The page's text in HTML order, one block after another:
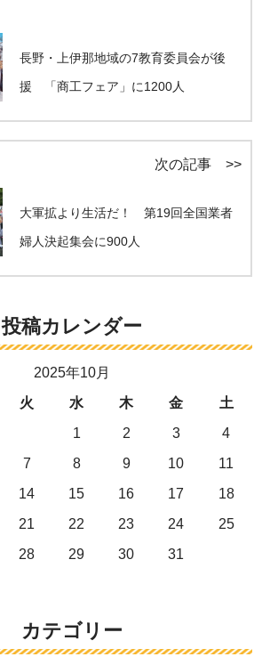
長野・上伊那地域の7教育委員会が後
援 「商工フェア」に1200人
次の記事 >>
大軍拡より生活だ！ 第19回全国業者
婦人決起集会に900人
投稿カレンダー
2025年10月
火 水 木 金
土
1
2 3
4
7 8 9 10
11
14 15 16 17
18
21 22 23 24
25
28 29 30
31
カテゴリー